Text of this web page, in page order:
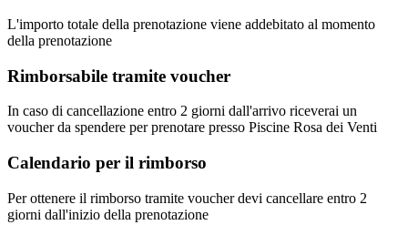
L'importo totale della prenotazione viene addebitato al momento
della prenotazione
Rimborsabile tramite voucher
In caso di cancellazione entro 2 giorni dall'arrivo riceverai un
voucher da spendere per prenotare presso Piscine Rosa dei Venti
Calendario per il rimborso
Per ottenere il rimborso tramite voucher devi cancellare entro 2
giorni dall'inizio della prenotazione